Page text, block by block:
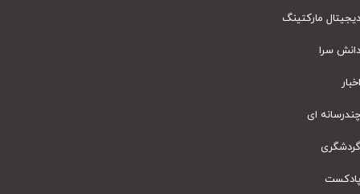
مارکتینگ
سرا
ای